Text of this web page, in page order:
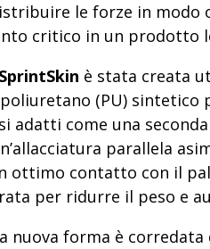
le forze in modo
critico in un prodotto
SprintSkin è stata creata
(PU) sintetico
adatti come una
parallela
ottimo contatto con il
per ridurre il peso e
nuova forma è corredata